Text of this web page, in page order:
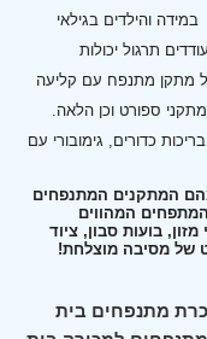
במידה והילדים בגילאי
תרגול יכולות
מתקן מתנפח עם קליעה
ספורט וכן הלאה.
כדורים, גימובורי עם
המתקנים המתנפחים
המהווים
בועות סבון, ציוד
של מסיבה מוצלחת!
מתנפחים בית